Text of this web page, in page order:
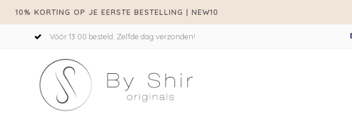
10% KORTING OP JE EERSTE BESTELLING | NEW10
Vóór 13:00 besteld. Zelfde dag verzonden!